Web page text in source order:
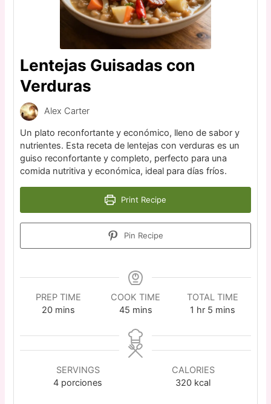
Lentejas Guisadas con
Verduras
Alex Carter
Un plato reconfortante y económico, lleno de sabor y
nutrientes. Esta receta de lentejas con verduras es un
guiso reconfortante y completo, perfecto para una
comida nutritiva y económica, ideal para días fríos.
Print Recipe
Pin Recipe
PREP TIME
20 mins
COOK TIME
45 mins
TOTAL TIME
1 hr 5 mins
SERVINGS
4 porciones
CALORIES
320 kcal